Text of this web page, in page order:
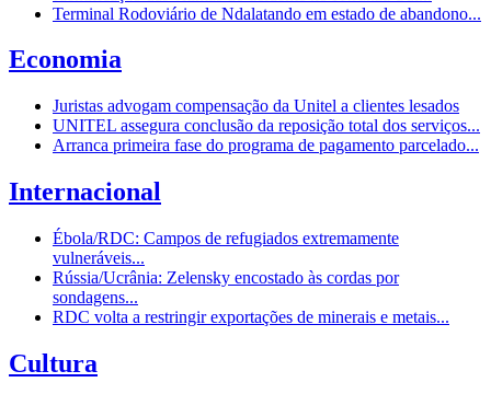
Terminal Rodoviário de Ndalatando em estado de abandono...
Economia
Juristas advogam compensação da Unitel a clientes lesados
UNITEL assegura conclusão da reposição total dos serviços...
Arranca primeira fase do programa de pagamento parcelado...
Internacional
Ébola/RDC: Campos de refugiados extremamente
vulneráveis...
Rússia/Ucrânia: Zelensky encostado às cordas por
sondagens...
RDC volta a restringir exportações de minerais e metais...
Cultura